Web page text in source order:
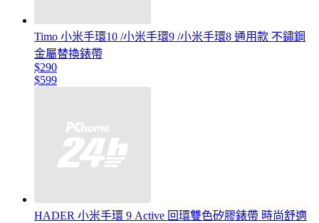
Timo 小米手環10 /小米手環9 /小米手環8 通用款 不鏽鋼
金屬替換錶帶
$290
$599
HADER 小米手環 9 Active 回環雙色矽膠錶帶 時尚舒適